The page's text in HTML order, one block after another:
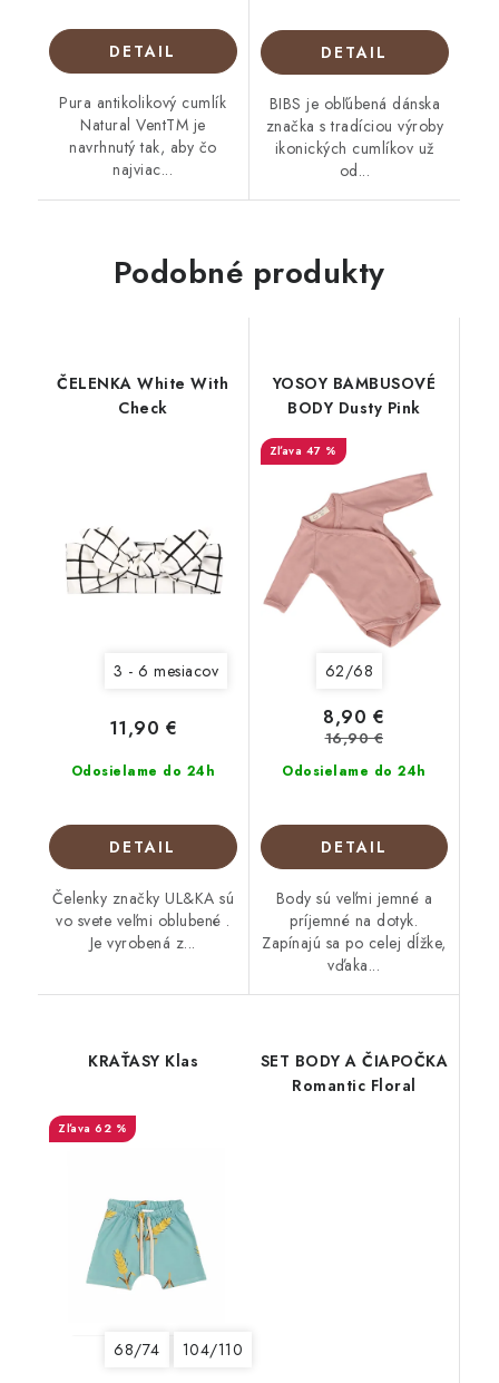
DETAIL
Pura antikolikový cumlík
Natural VentTM je
navrhnutý tak, aby čo
najviac...
DETAIL
BIBS je obľúbená dánska
značka s tradíciou výroby
ikonických cumlíkov už
od...
Podobné produkty
ČELENKA White With
Check
3 - 6 mesiacov
Odosielame do 24h
11,90 €
DETAIL
Čelenky značky UL&KA sú
vo svete veľmi oblubené .
Je vyrobená z...
YOSOY BAMBUSOVÉ
BODY Dusty Pink
47 %
62/68
Odosielame do 24h
8,90 €
16,90 €
DETAIL
Body sú veľmi jemné a
príjemné na dotyk.
Zapínajú sa po celej dĺžke,
vďaka...
KRAŤASY Klas
62 %
68/74 104/110
SET BODY A ČIAPOČKA
Romantic Floral